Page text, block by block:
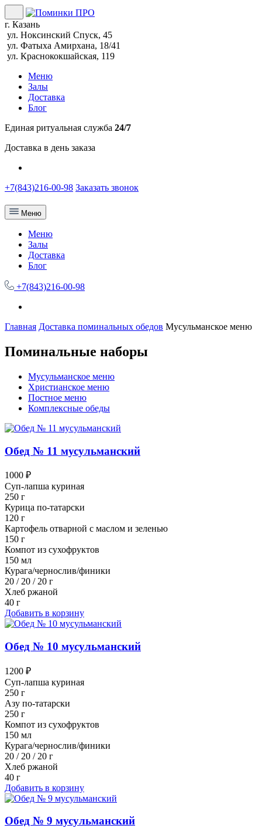
г. Казань
ул. Ноксинский Спуск, 45
ул. Фатыха Амирхана, 18/41
ул. Краснококшайская, 119
Меню
Залы
Доставка
Блог
Единая ритуальная служба 24/7
Доставка в день заказа
+7(843)216-00-98 Заказать звонок
Меню
Меню
Залы
Доставка
Блог
+7(843)216-00-98
Главная Доставка поминальных обедов Мусульманское меню
Поминальные наборы
Мусульманское меню
Христианское меню
Постное меню
Комплексные обеды
Обед № 11 мусульманский
1000 ₽
Суп-лапша куриная
250 г
Курица по-татарски
120 г
Картофель отварной с маслом и зеленью
150 г
Компот из сухофруктов
150 мл
Курага/чернослив/финики
20 / 20 / 20 г
Хлеб ржаной
40 г
Добавить в корзину
Обед № 10 мусульманский
1200 ₽
Суп-лапша куриная
250 г
Азу по-татарски
250 г
Компот из сухофруктов
150 мл
Курага/чернослив/финики
20 / 20 / 20 г
Хлеб ржаной
40 г
Добавить в корзину
Обед № 9 мусульманский